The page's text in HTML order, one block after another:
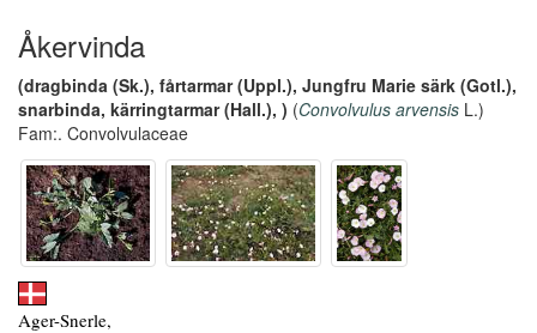
Åkervinda
(dragbinda (Sk.), fårtarmar (Uppl.), Jungfru Marie särk (Gotl.),
snarbinda, kärringtarmar (Hall.), ) (Convolvulus arvensis L.)
Fam:. Convolvulaceae
Ager-Snerle,